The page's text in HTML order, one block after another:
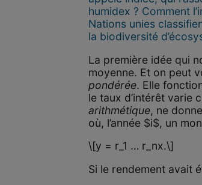
humidex ? Comment
Nations unies
la biodiversité
La première idée qui
moyenne. Et on peut
pondérée. Elle
le taux d’intérêt varie
arithmétique, ne
où, l’année $i$, un
\[y = r_1 … r_nx.\]
Si le rendement avait